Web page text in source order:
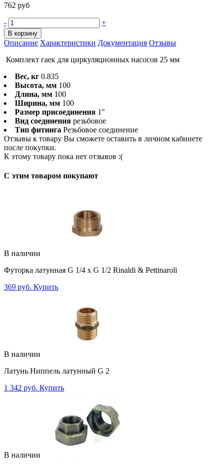
762 руб
- +
В корзину
Описание Характеристики Документация Отзывы
Комплект гаек для циркуляционных насосов 25 мм
Вес, кг 0.835
Высота, мм 100
Длина, мм 100
Ширина, мм 100
Размер присоединения 1"
Вид соединения резьбовое
Тип фитинга Резьбовое соединение
Отзывы к товару Вы сможете оставить в личном кабинете
после покупки.
К этому товару пока нет отзывов :(
C этим товаром покупают
В наличии
Футорка латунная G 1/4 x G 1/2 Rinaldi & Pettinaroli
369 руб. Купить
В наличии
Латунь Ниппель латунный G 2
1 342 руб. Купить
В наличии